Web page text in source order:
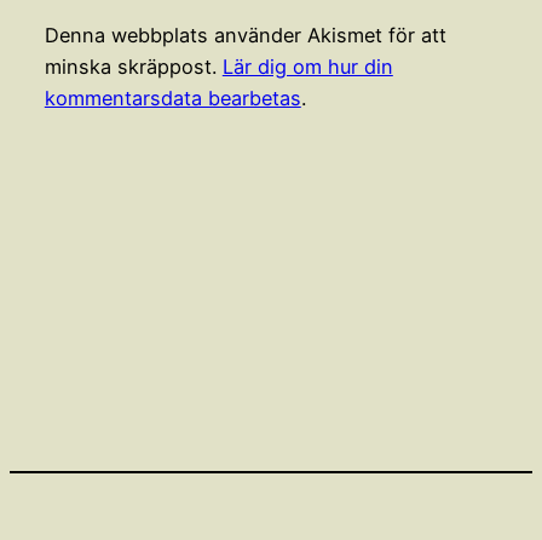
Denna webbplats använder Akismet för att
minska skräppost. Lär dig om hur din
kommentarsdata bearbetas.